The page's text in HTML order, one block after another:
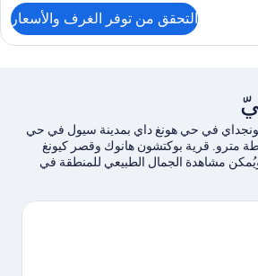
التحقق من توفر الغرف والأسعار
في حي هونغ داي بمدينة سيول في حي
مترو. قرية بوكتشون هانوك وقصر كيونغ
مشاهدة الجمال الطبيعي للمنطقة في
دونجديمون للتاريخ والثقافة.يُعد كل من